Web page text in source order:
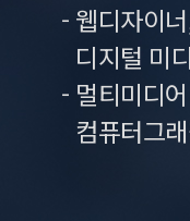
- 웹디자이
디지털 미
- 멀티미디
컴퓨터그